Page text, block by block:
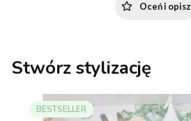
Oceń i opisz
Stwórz stylizację
BESTSELLER